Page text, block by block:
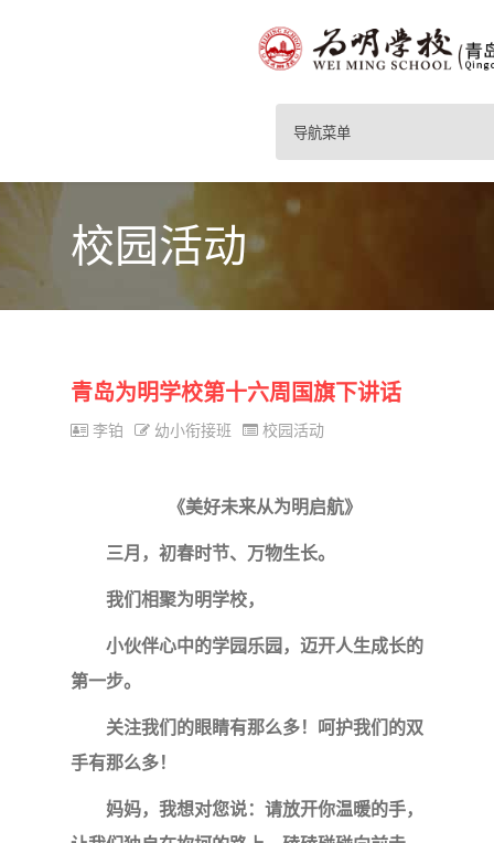
导航菜单
校园活动
青岛为明学校第十六周国旗下讲话
李铂 幼小衔接班 校园活动
《美好未来从为明启航》
三月，初春时节、万物生长。
我们相聚为明学校，
小伙伴心中的学园乐园，迈开人生成长的
第一步。
关注我们的眼睛有那么多！呵护我们的双
手有那么多！
妈妈，我想对您说：请放开你温暖的手，